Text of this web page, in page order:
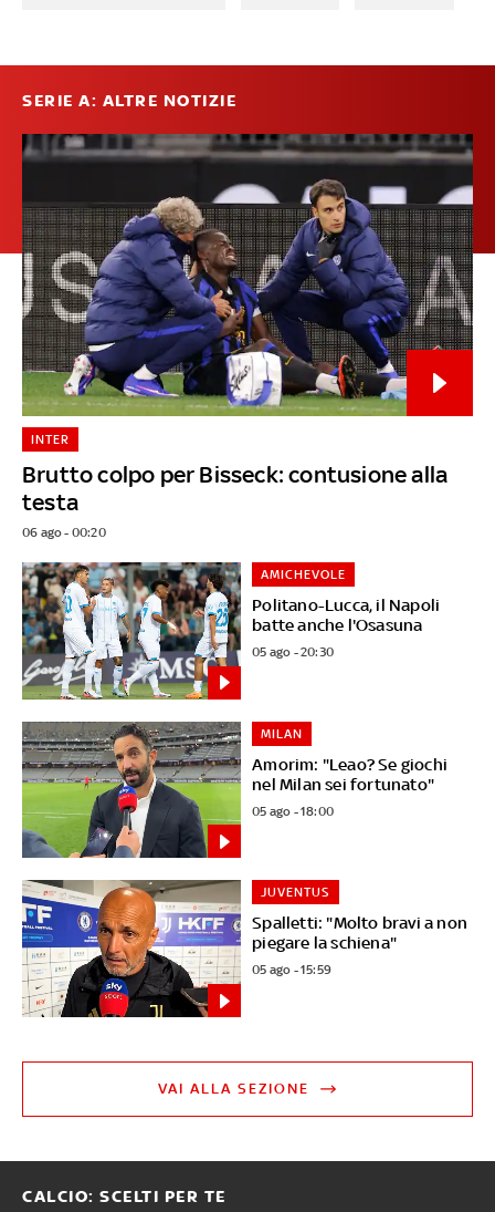
SERIE A: ALTRE NOTIZIE
Brutto colpo per Bisseck: contusione alla
testa
INTER
06 ago - 00:20
Politano-Lucca, il Napoli
batte anche l'Osasuna
AMICHEVOLE
05 ago - 20:30
Amorim: "Leao? Se giochi
nel Milan sei fortunato"
MILAN
05 ago - 18:00
Spalletti: "Molto bravi a non
piegare la schiena"
JUVENTUS
05 ago - 15:59
VAI ALLA SEZIONE
CALCIO: SCELTI PER TE